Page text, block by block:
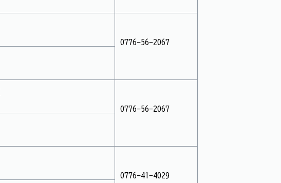
0776-56-2067
0776-56-2067
0776-41-4029